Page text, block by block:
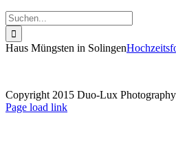
Suche
nach:
Haus Müngsten in Solingen
Copyright 2015 Duo-Lux
Facebook
Page load link